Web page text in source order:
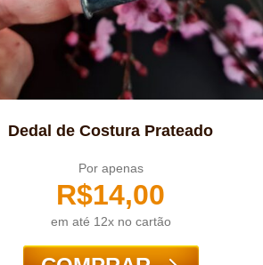
Dedal de Costura Prateado
Por apenas
R$14,00
em até 12x no cartão